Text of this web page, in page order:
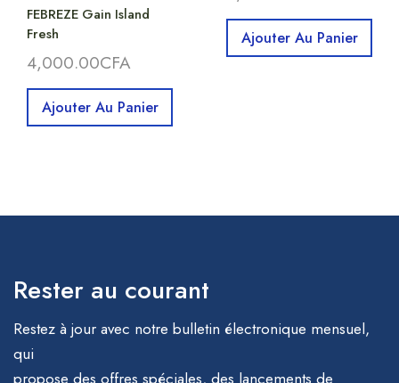
FEBREZE Gain Island
Fresh
4,000.00CFA
Ajouter Au Panier
Ajouter Au Panier
Rester au courant
Restez à jour avec notre bulletin électronique mensuel,
qui
propose des offres spéciales, des lancements de